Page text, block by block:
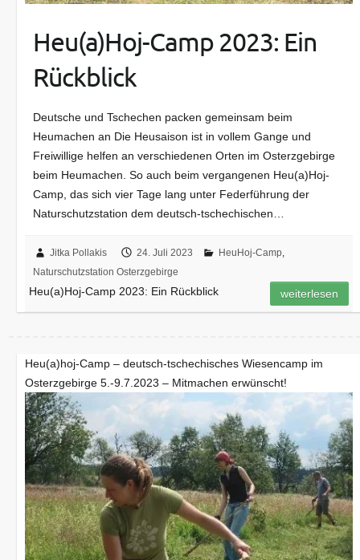
Heu(a)Hoj-Camp 2023: Ein
Rückblick
Deutsche und Tschechen packen gemeinsam beim
Heumachen an Die Heusaison ist in vollem Gange und
Freiwillige helfen an verschiedenen Orten im Osterzgebirge
beim Heumachen. So auch beim vergangenen Heu(a)Hoj-
Camp, das sich vier Tage lang unter Federführung der
Naturschutzstation dem deutsch-tschechischen…
Jitka Pollakis 24. Juli 2023 HeuHoj-Camp,
Naturschutzstation Osterzgebirge
Heu(a)Hoj-Camp 2023: Ein Rückblick weiterlesen
Heu(a)hoj-Camp – deutsch-tschechisches Wiesencamp im
Osterzgebirge 5.-9.7.2023 – Mitmachen erwünscht!